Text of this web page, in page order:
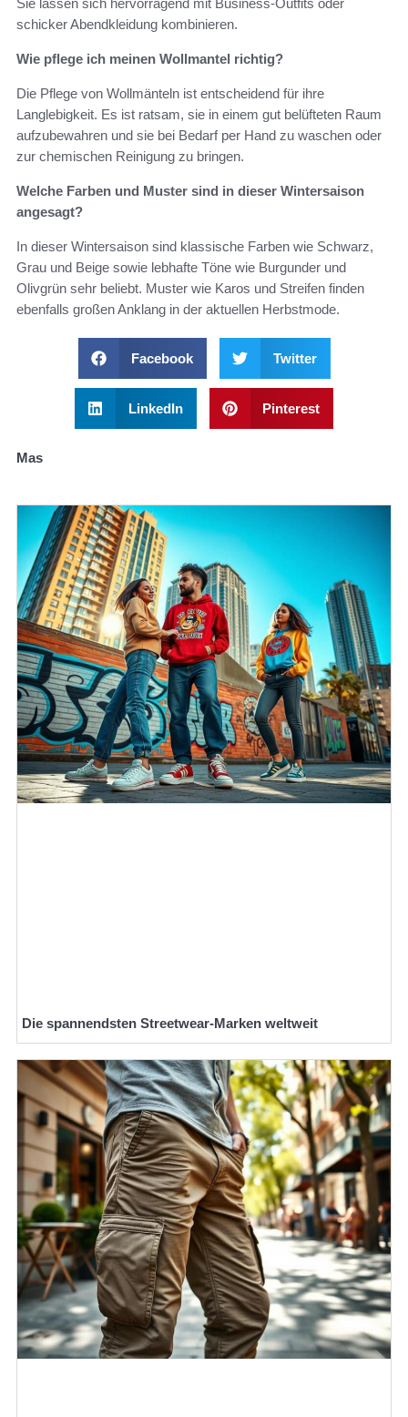
schicker Abendkleidung kombinieren.
Wie pflege ich meinen Wollmantel richtig?
Die Pflege von Wollmänteln ist entscheidend für ihre
Langlebigkeit. Es ist ratsam, sie in einem gut belüfteten Raum
aufzubewahren und sie bei Bedarf per Hand zu waschen oder
zur chemischen Reinigung zu bringen.
Welche Farben und Muster sind in dieser Wintersaison
angesagt?
In dieser Wintersaison sind klassische Farben wie Schwarz,
Grau und Beige sowie lebhafte Töne wie Burgunder und
Olivgrün sehr beliebt. Muster wie Karos und Streifen finden
ebenfalls großen Anklang in der aktuellen Herbstmode.
Facebook Twitter
LinkedIn Pinterest
Mas
Die spannendsten Streetwear-Marken weltweit